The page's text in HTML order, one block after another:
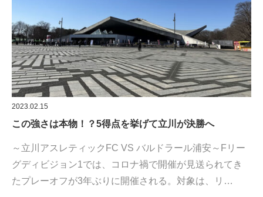
2023.02.15
この強さは本物！？5得点を挙げて立川が決勝へ
～立川アスレティックFC VS バルドラール浦安～Fリー
グディビジョン1では、コロナ禍で開催が見送られてき
たプレーオフが3年ぶりに開催される。対象は、リ…